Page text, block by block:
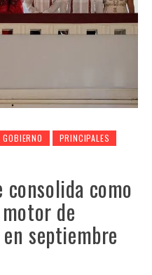
GOBIERNO
PRINCIPALES
consolida como
de
septiembre